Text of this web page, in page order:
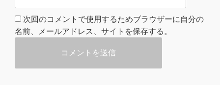
次回のコメントで使用するためブラウザーに自分の
名前、メールアドレス、サイトを保存する。